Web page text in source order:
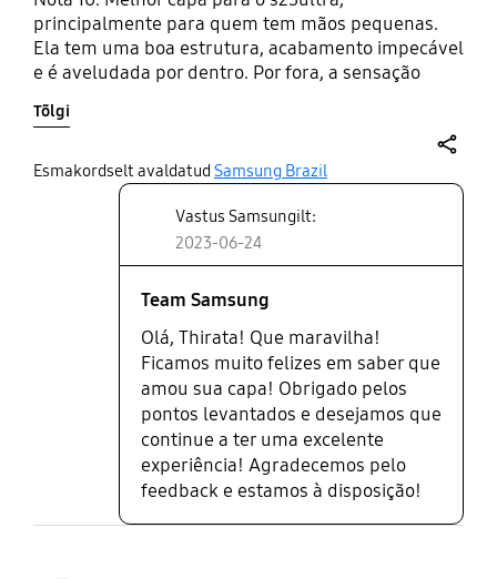
principalmente para quem tem mãos pequenas.
Ela tem uma boa estrutura, acabamento impecável
e é aveludada por dentro. Por fora, a sensação
cinta ajuda a não deixar o celular cair da mão e é
muito usável para quando estou carregando mais
de uma coisa e não tenho bolsos. Prendo ela no
meu antebraço e pronto. O único defeito é que não
tem mais cores. A Samsung poderia lançar mais
capas com as cores dos celulares da linha, com
certeza compraria todas.
Tõlgi
Esmakordselt avaldatud Samsung Brazil
Vastus Samsungilt:
2023-06-24
Team Samsung
Olá, Thirata! Que maravilha!
Ficamos muito felizes em saber que
amou sua capa! Obrigado pelos
pontos levantados e desejamos que
continue a ter uma excelente
experiência! Agradecemos pelo
feedback e estamos à disposição!